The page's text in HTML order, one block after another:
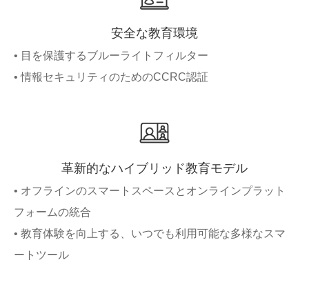
安全な教育環境
• 目を保護するブルーライトフィルター
• 情報セキュリティのためのCCRC認証
革新的なハイブリッド教育モデル
• オフラインのスマートスペースとオンラインプラット
フォームの統合
• 教育体験を向上する、いつでも利用可能な多様なスマ
ートツール